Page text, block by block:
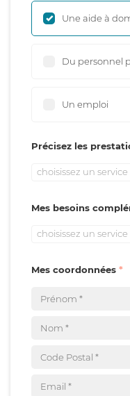
Une aide à
Du personnel
Un emploi
Précisez les
choisissez un service
Mes besoins
choisissez un service
Mes coordonnées